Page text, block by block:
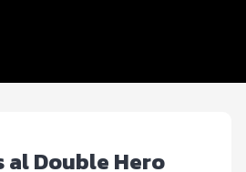
al Double Hero